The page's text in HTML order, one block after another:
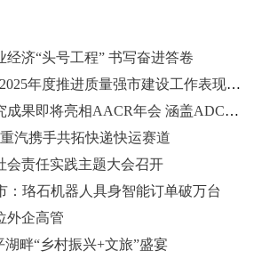
济“头号工程” 书写奋进答卷
福牌阿胶荣获济南市“2025年度推进质量强市建设工作表现突出企业”
齐鲁制药12项创新研究成果即将亮相AACR年会 涵盖ADC、TCE等前沿赛道
汽携手共拓快递快运赛道
会责任实践主题大会召开
：珞石机器人具身智能订单破万台
外企高管
畔“乡村振兴+文旅”盛宴